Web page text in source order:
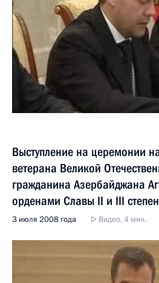
Выступление на церемонии
ветерана Великой
гражданина Азербайджана
орденами Славы II и III
3 июля 2008 года Видео, 4 мин.